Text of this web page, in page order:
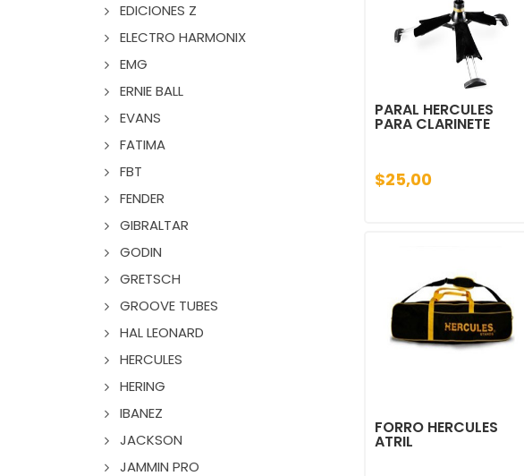
EDICIONES Z
ELECTRO HARMONIX
EMG
ERNIE BALL
EVANS
FATIMA
FBT
FENDER
GIBRALTAR
GODIN
GRETSCH
GROOVE TUBES
HAL LEONARD
HERCULES
HERING
IBANEZ
JACKSON
JAMMIN PRO
PARAL HERCULES
PARA CLARINETE
$25,00
FORRO HERCULES
ATRIL